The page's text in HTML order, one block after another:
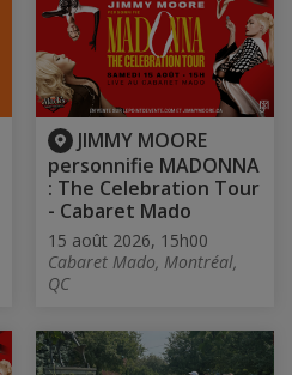
JIMMY MOORE
personnifie MADONNA
: The Celebration Tour
- Cabaret Mado
15 août 2026, 15h00
Cabaret Mado, Montréal,
QC